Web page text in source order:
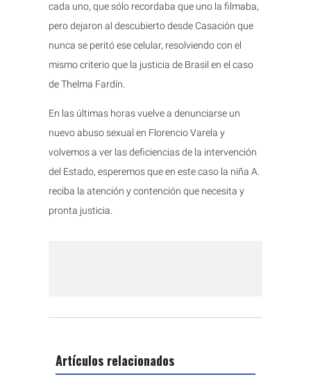
cada uno, que sólo recordaba que uno la filmaba,
pero dejaron al descubierto desde Casación que
nunca se peritó ese celular, resolviendo con el
mismo criterio que la justicia de Brasil en el caso
de Thelma Fardín.
En las últimas horas vuelve a denunciarse un
nuevo abuso sexual en Florencio Varela y
volvemos a ver las deficiencias de la intervención
del Estado, esperemos que en este caso la niña A.
reciba la atención y contención que necesita y
pronta justicia.
Artículos relacionados